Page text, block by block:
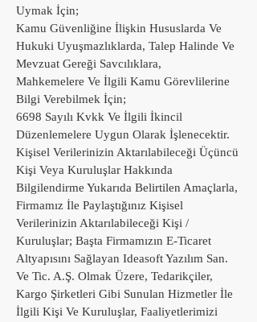
Uymak İçin;
Kamu Güvenliğine İlişkin Hususlarda Ve
Hukuki Uyuşmazlıklarda, Talep Halinde Ve
Mevzuat Gereği Savcılıklara,
Mahkemelere Ve İlgili Kamu Görevlilerine
Bilgi Verebilmek İçin;
6698 Sayılı Kvkk Ve İlgili İkincil
Düzenlemelere Uygun Olarak İşlenecektir.
Kişisel Verilerinizin Aktarılabileceği Üçüncü
Kişi Veya Kuruluşlar Hakkında
Bilgilendirme Yukarıda Belirtilen Amaçlarla,
Firmamız İle Paylaştığınız Kişisel
Verilerinizin Aktarılabileceği Kişi /
Kuruluşlar; Başta Firmamızın E-Ticaret
Altyapısını Sağlayan Ideasoft Yazılım San.
Ve Tic. A.Ş. Olmak Üzere, Tedarikçiler,
Kargo Şirketleri Gibi Sunulan Hizmetler İle
İlgili Kişi Ve Kuruluşlar, Faaliyetlerimizi